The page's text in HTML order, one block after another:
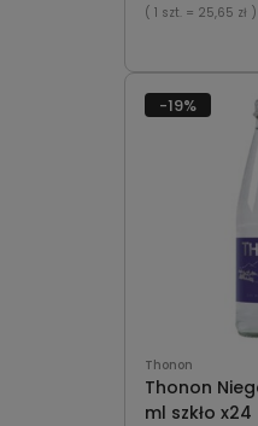
( 1 szt. = 25,65 zł )
Thonon
Thonon
ml szkło x24
-19%